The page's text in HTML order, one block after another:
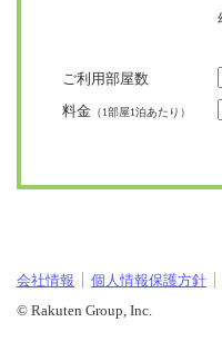
ご利用部屋数
料金 （1部屋1泊あたり）
会社情報 個人情報保護方針
© Rakuten Group, Inc.